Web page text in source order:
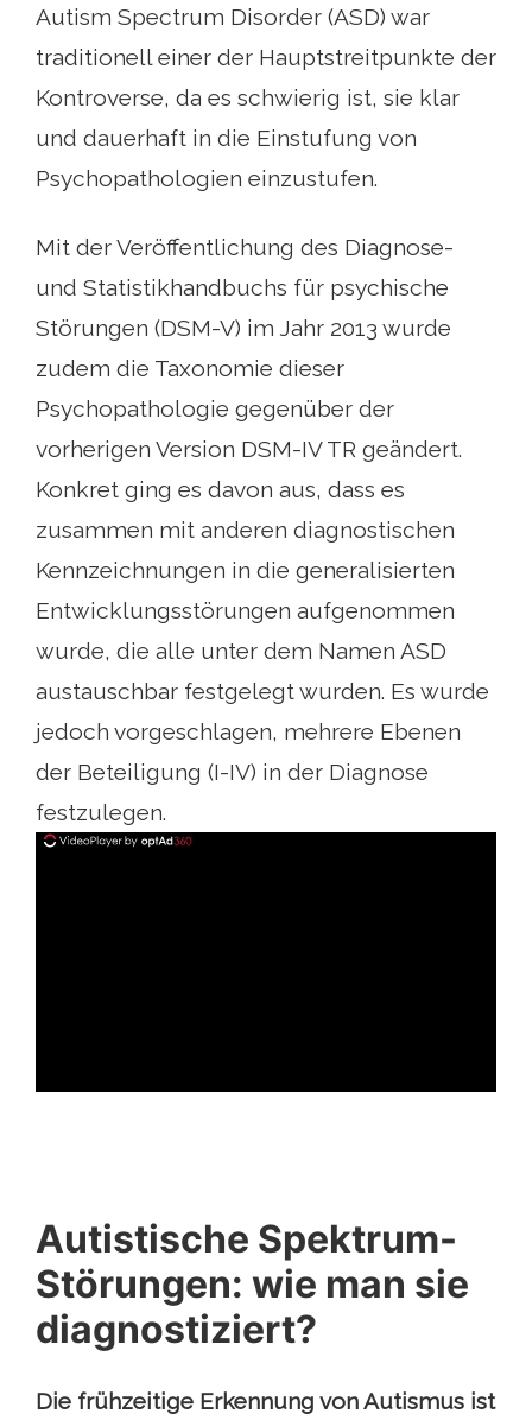
Autism Spectrum Disorder (ASD) war
traditionell einer der Hauptstreitpunkte der
Kontroverse, da es schwierig ist, sie klar
und dauerhaft in die Einstufung von
Psychopathologien einzustufen.
Mit der Veröffentlichung des Diagnose-
und Statistikhandbuchs für psychische
Störungen (DSM-V) im Jahr 2013 wurde
zudem die Taxonomie dieser
Psychopathologie gegenüber der
vorherigen Version DSM-IV TR geändert.
Konkret ging es davon aus, dass es
zusammen mit anderen diagnostischen
Kennzeichnungen in die generalisierten
Entwicklungsstörungen aufgenommen
wurde, die alle unter dem Namen ASD
austauschbar festgelegt wurden. Es wurde
jedoch vorgeschlagen, mehrere Ebenen
der Beteiligung (I-IV) in der Diagnose
festzulegen.
Autistische Spektrum-
Störungen: wie man sie
diagnostiziert?
Die frühzeitige Erkennung von Autismus ist